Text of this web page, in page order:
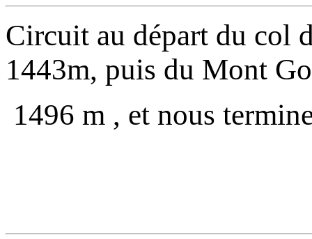
Circuit au départ du col
1443m, puis du Mont
1496 m , et nous